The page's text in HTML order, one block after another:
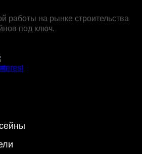
работы на рынке строительства
под ключ.